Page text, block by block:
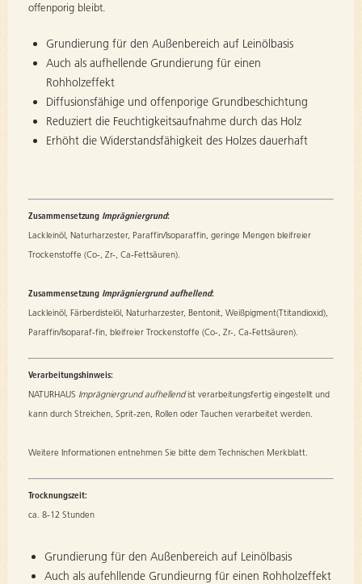
offenporig bleibt.
Grundierung für den Außenbereich auf Leinölbasis
Auch als aufhellende Grundierung für einen
Rohholzeffekt
Diffusionsfähige und offenporige Grundbeschichtung
Reduziert die Feuchtigkeitsaufnahme durch das Holz
Erhöht die Widerstandsfähigkeit des Holzes dauerhaft
Zusammensetzung Imprägniergrund:
Lackleinöl, Naturharzester, Paraffin/Isoparaffin, geringe Mengen bleifreier
Trockenstoffe (Co-, Zr-, Ca-Fettsäuren).
Zusammensetzung Imprägniergrund aufhellend:
Lackleinöl, Färberdistelöl, Naturharzester, Bentonit, Weißpigment(Ttitandioxid),
Paraffin/Isoparaf-fin, bleifreier Trockenstoffe (Co-, Zr-, Ca-Fettsäuren).
Verarbeitungshinweis:
NATURHAUS Imprägniergrund aufhellendist verarbeitungsfertig eingestellt und
kann durch Streichen, Sprit-zen, Rollen oder Tauchen verarbeitet werden.
Weitere Informationen entnehmen Sie bitte dem Technischen Merkblatt.
Trocknungszeit:
ca. 8-12 Stunden
Grundierung für den Außenbereich auf Leinölbasis
Auch als aufehllende Grundieurng für einen Rohholzeffekt